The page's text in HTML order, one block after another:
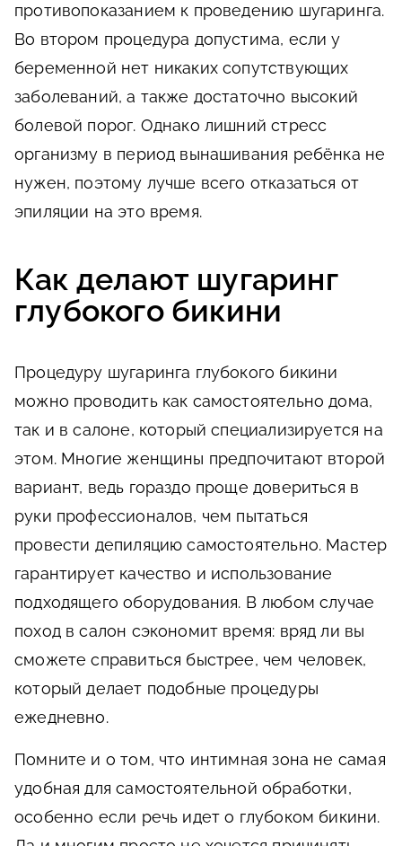
противопоказанием к проведению шугаринга.
Во втором процедура допустима, если у
беременной нет никаких сопутствующих
заболеваний, а также достаточно высокий
болевой порог. Однако лишний стресс
организму в период вынашивания ребёнка не
нужен, поэтому лучше всего отказаться от
эпиляции на это время.
Как делают шугаринг
глубокого бикини
Процедуру шугаринга глубокого бикини
можно проводить как самостоятельно дома,
так и в салоне, который специализируется на
этом. Многие женщины предпочитают второй
вариант, ведь гораздо проще довериться в
руки профессионалов, чем пытаться
провести депиляцию самостоятельно. Мастер
гарантирует качество и использование
подходящего оборудования. В любом случае
поход в салон сэкономит время: вряд ли вы
сможете справиться быстрее, чем человек,
который делает подобные процедуры
ежедневно.
Помните и о том, что интимная зона не самая
удобная для самостоятельной обработки,
особенно если речь идет о глубоком бикини.